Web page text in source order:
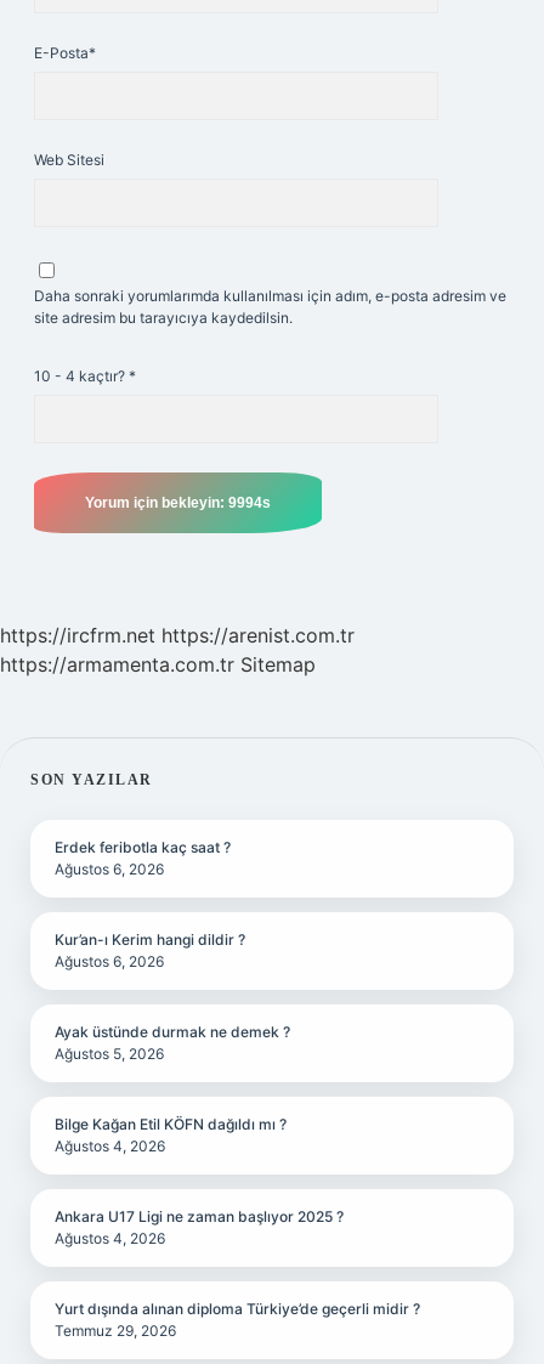
E-Posta*
Web Sitesi
Daha sonraki yorumlarımda kullanılması için adım, e-posta adresim ve
site adresim bu tarayıcıya kaydedilsin.
10 - 4 kaçtır? *
https://ircfrm.net https://arenist.com.tr
https://armamenta.com.tr Sitemap
SIDEBAR
SON YAZILAR
Erdek feribotla kaç saat ?
Ağustos 6, 2026
Kur’an-ı Kerim hangi dildir ?
Ağustos 6, 2026
Ayak üstünde durmak ne demek ?
Ağustos 5, 2026
Bilge Kağan Etil KÖFN dağıldı mı ?
Ağustos 4, 2026
Ankara U17 Ligi ne zaman başlıyor 2025 ?
Ağustos 4, 2026
Yurt dışında alınan diploma Türkiye’de geçerli midir ?
Temmuz 29, 2026